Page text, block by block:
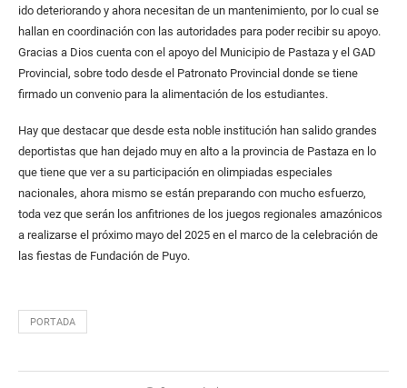
ido deteriorando y ahora necesitan de un mantenimiento, por lo cual se
hallan en coordinación con las autoridades para poder recibir su apoyo.
Gracias a Dios cuenta con el apoyo del Municipio de Pastaza y el GAD
Provincial, sobre todo desde el Patronato Provincial donde se tiene
firmado un convenio para la alimentación de los estudiantes.
Hay que destacar que desde esta noble institución han salido grandes
deportistas que han dejado muy en alto a la provincia de Pastaza en lo
que tiene que ver a su participación en olimpiadas especiales
nacionales, ahora mismo se están preparando con mucho esfuerzo,
toda vez que serán los anfitriones de los juegos regionales amazónicos
a realizarse el próximo mayo del 2025 en el marco de la celebración de
las fiestas de Fundación de Puyo.
PORTADA